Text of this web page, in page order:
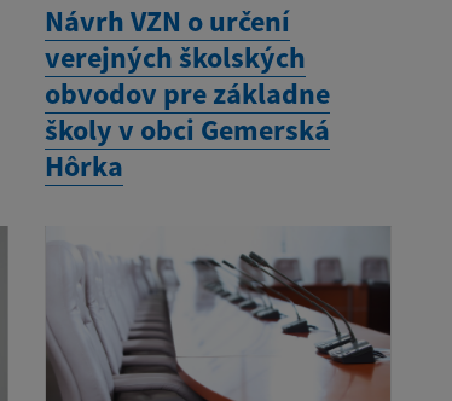
Návrh VZN o určení
verejných školských
obvodov pre základne
školy v obci Gemerská
Hôrka